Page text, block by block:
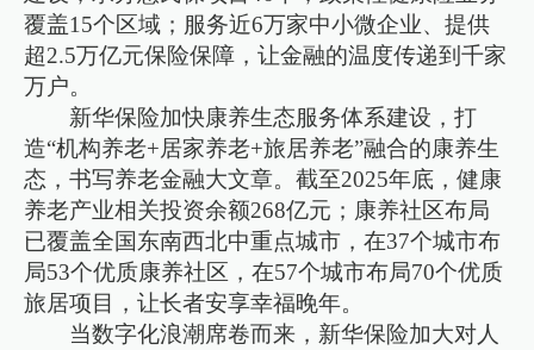
覆盖15个区域；服务近6万家中小微企业、提供
超2.5万亿元保险保障，让金融的温度传递到千家
万户。
新华保险加快康养生态服务体系建设，打
造“机构养老+居家养老+旅居养老”融合的康养生
态，书写养老金融大文章。截至2025年底，健康
养老产业相关投资余额268亿元；康养社区布局
已覆盖全国东南西北中重点城市，在37个城市布
局53个优质康养社区，在57个城市布局70个优质
旅居项目，让长者安享幸福晚年。
当数字化浪潮席卷而来，新华保险加大对人